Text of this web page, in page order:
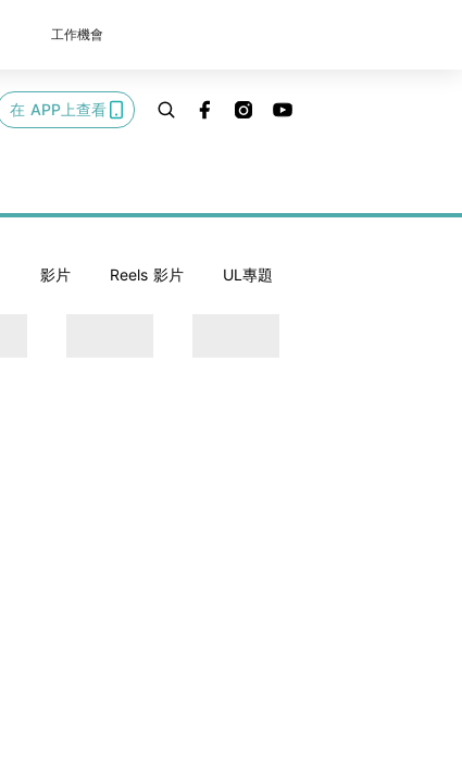
工作機會
在 APP上查看
影片 Reels 影片 UL專題